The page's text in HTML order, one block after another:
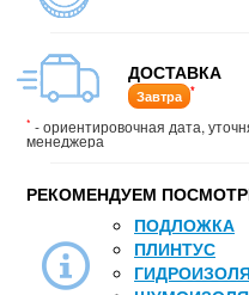
ДОСТАВКА
Завтра *
* - ориентировочная дата,
менеджера
РЕКОМЕНДУЕМ
ПОДЛОЖКА
ПЛИНТУС